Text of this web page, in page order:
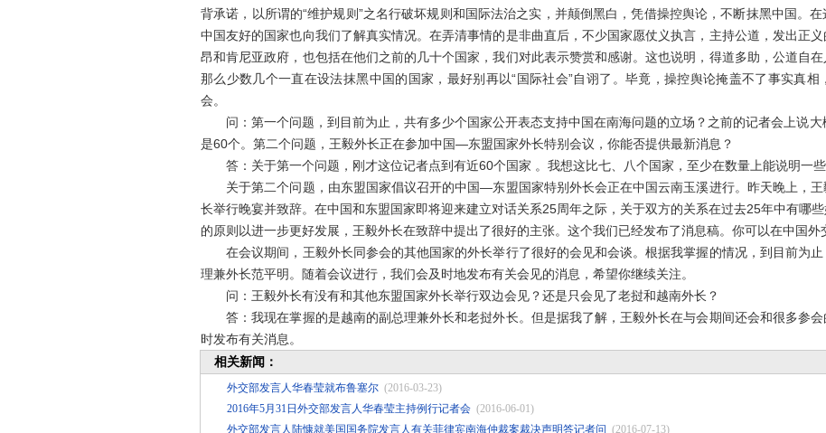
背承诺，以所谓的“维护规则”之名行破坏规则和国际法治之实，并颠倒黑白，凭借操控舆论，不断抹黑中国。
中国友好的国家也向我们了解真实情况。在弄清事情的是非曲直后，不少国家愿仗义执言，主持公道，发出正
昂和肯尼亚政府，也包括在他们之前的几十个国家，我们对此表示赞赏和感谢。这也说明，得道多助，公道自在
那么少数几个一直在设法抹黑中国的国家，最好别再以“国际社会”自诩了。毕竟，操控舆论掩盖不了事实真
会。
问：第一个问题，到目前为止，共有多少个国家公开表态支持中国在南海问题的立场？之前的记者会上说大
是60个。第二个问题，王毅外长正在参加中国—东盟国家外长特别会议，你能否提供最新消息？
答：关于第一个问题，刚才这位记者点到有近60个国家 。我想这比七、八个国家，至少在数量上能说明一些
关于第二个问题，由东盟国家倡议召开的中国—东盟国家特别外长会正在中国云南玉溪进行。昨天晚上，王
长举行晚宴并致辞。在中国和东盟国家即将迎来建立对话关系25周年之际，关于双方的关系在过去25年中有哪
的原则以进一步更好发展，王毅外长在致辞中提出了很好的主张。这个我们已经发布了消息稿。你可以在中国外
在会议期间，王毅外长同参会的其他国家的外长举行了很好的会见和会谈。根据我掌握的情况，到目前为止
理兼外长范平明。随着会议进行，我们会及时地发布有关会见的消息，希望你继续关注。
问：王毅外长有没有和其他东盟国家外长举行双边会见？还是只会见了老挝和越南外长？
答：我现在掌握的是越南的副总理兼外长和老挝外长。但是据我了解，王毅外长在与会期间还会和很多参会
时发布有关消息。
相关新闻：
外交部发言人华春莹就布鲁塞尔 (2016-03-23)
2016年5月31日外交部发言人华春莹主持例行记者会 (2016-06-01)
外交部发言人陆慷就美国国务院发言人有关菲律宾南海仲裁案裁决声明答记者问 (2016-07-13)